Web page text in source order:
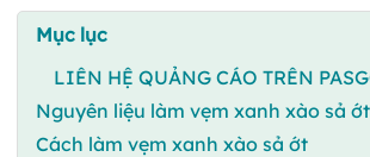
Mục lục
LIÊN HỆ QUẢNG CÁO TRÊN
Nguyên liệu làm vẹm xanh xào sả ớt
Cách làm vẹm xanh xào sả ớt